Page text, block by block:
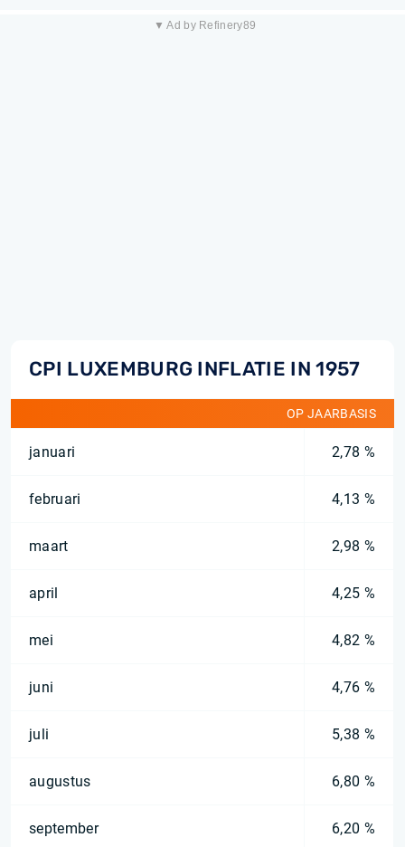
▼ Ad by Refinery89
CPI LUXEMBURG INFLATIE IN 1957
OP JAARBASIS
januari 2,78 %
februari 4,13 %
maart 2,98 %
april 4,25 %
mei 4,82 %
juni 4,76 %
juli 5,38 %
augustus 6,80 %
september 6,20 %